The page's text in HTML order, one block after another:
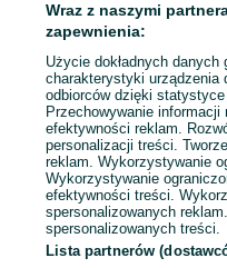
ID:1052376085
Zadzwoń / SMS
Wraz z naszymi
zapewnienia:
Użycie dokładnych
charakterystyki urządzenia
odbiorców dzięki
Przechowywanie
efektywności reklam.
personalizacji treści.
reklam. Wykorzystywanie
Wykorzystywanie
efektywności treści.
spersonalizowanych
spersonalizowanych treści.
Lista partnerów